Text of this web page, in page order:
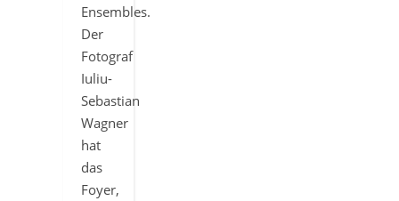
Ensembles.
Der
Fotograf
Iuliu-
Sebastian
Wagner
hat
das
Foyer,